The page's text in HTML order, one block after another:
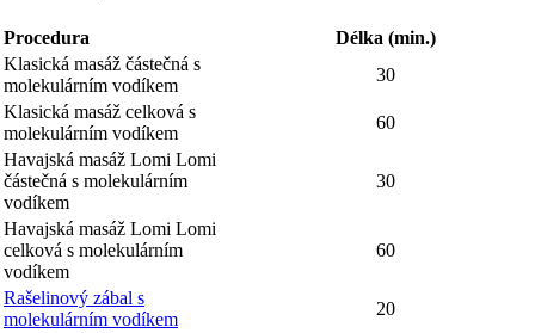
Procedura
Délka (min.)
Klasická masáž částečná s
molekulárním vodíkem
30
Klasická masáž celková s
molekulárním vodíkem
60
Havajská masáž Lomi Lomi
částečná s molekulárním
vodíkem
30
Havajská masáž Lomi Lomi
celková s molekulárním
vodíkem
60
Rašelinový zábal s
molekulárním vodíkem
20